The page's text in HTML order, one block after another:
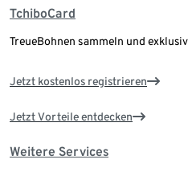
TchiboCard
TreueBohnen sammeln und
Jetzt kostenlos registrieren
Jetzt Vorteile entdecken
Weitere Services